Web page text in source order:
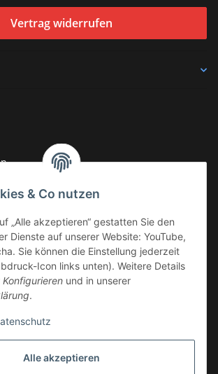
Alle akzeptieren
& Co nutzen
„Alle akzeptieren“ gestatten Sie den
Dienste auf unserer Website: YouTube,
Sie können die Einstellung jederzeit
Icon links unten). Weitere Details
Konfigurieren und in unserer
.
Vertrag widerrufen
(0)6332 - 48 58 48
von 13 bis 16 Uhr